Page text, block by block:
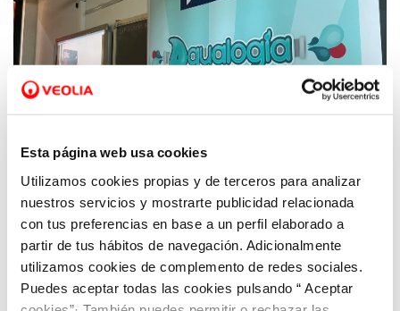
Esta página web usa cookies
Utilizamos cookies propias y de terceros para analizar
nuestros servicios y mostrarte publicidad relacionada
con tus preferencias en base a un perfil elaborado a
partir de tus hábitos de navegación. Adicionalmente
utilizamos cookies de complemento de redes sociales.
Puedes aceptar todas las cookies pulsando “ Aceptar
13 DIC 2022
Aquona inicia una nueva edición de su
programa Aqualogía en Castilla y León para
concienciar sobre el agua y el medio
ambiente